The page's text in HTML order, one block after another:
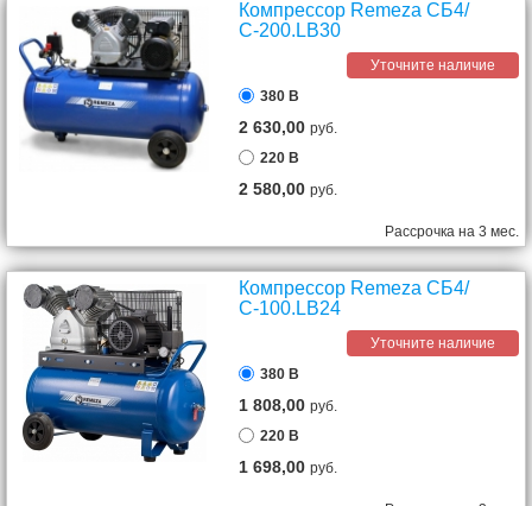
Компрессор Remeza СБ4/
С-200.LB30
Уточните наличие
380 В
2 630,00руб.
220 В
2 580,00руб.
Рассрочка на 3 мес.
Компрессор Remeza СБ4/
С-100.LB24
Уточните наличие
380 В
1 808,00руб.
220 В
1 698,00руб.